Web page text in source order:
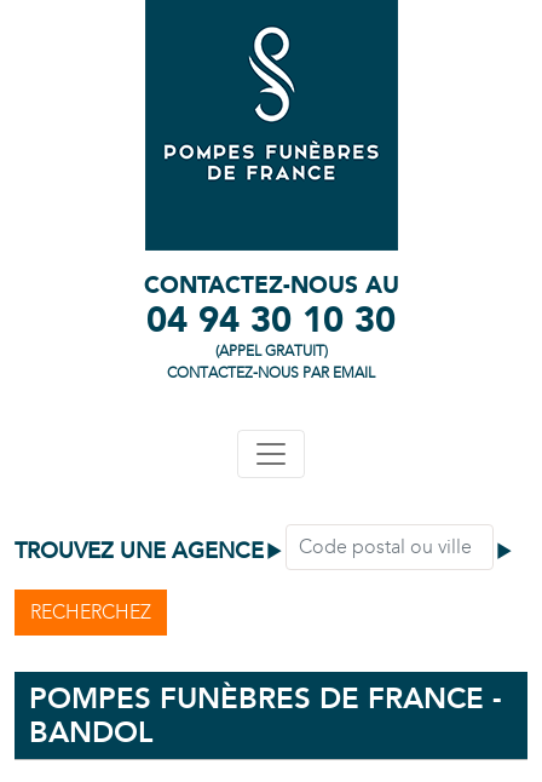
CONTACTEZ-NOUS AU
04 94 30 10 30
(APPEL GRATUIT)
CONTACTEZ-NOUS PAR EMAIL
TROUVEZ UNE AGENCE
RECHERCHEZ
POMPES FUNÈBRES DE FRANCE -
BANDOL